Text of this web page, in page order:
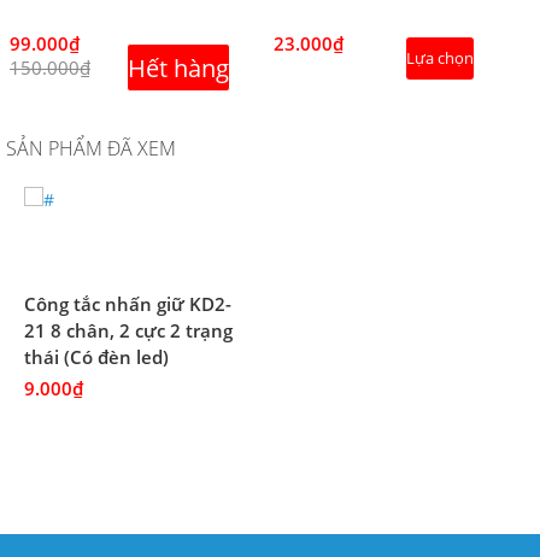
99.000₫
150.000₫
Hết hàng
23.000₫
Lựa chọn
SẢN PHẨM ĐÃ XEM
Công tắc nhấn giữ KD2-
21 8 chân, 2 cực 2 trạng
thái (Có đèn led)
9.000₫